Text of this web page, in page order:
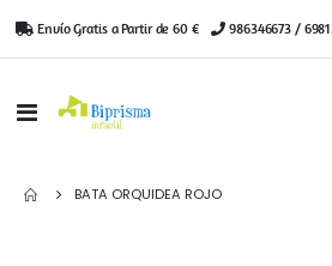
Envío Gratis a Partir de 60 € | 986346673 /
Toggle
BATA ORQUIDEA ROJO